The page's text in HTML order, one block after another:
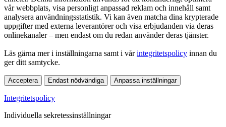
vår webbplats, visa personligt anpassad reklam och innehåll samt
analysera användningsstatistik. Vi kan även matcha dina krypterade
uppgifter med externa leverantörer och visa erbjudanden via deras
onlinekanaler – men endast om du redan använder deras tjänster.
Läs gärna mer i inställningarna samt i vårintegritetspolicy innan du
ger ditt samtycke.
Acceptera Endast nödvändiga Anpassa inställningar
Integritetspolicy
Individuella sekretessinställningar